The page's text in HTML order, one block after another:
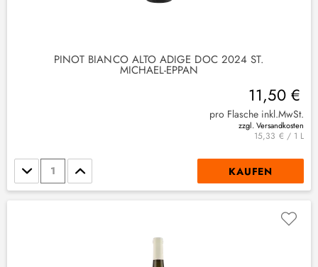
PINOT BIANCO ALTO ADIGE DOC 2024 ST.
MICHAEL-EPPAN
11,50 €
pro Flasche inkl.MwSt.
zzgl. Versandkosten
15,33 € / 1 L
Stückzahl KAUFEN